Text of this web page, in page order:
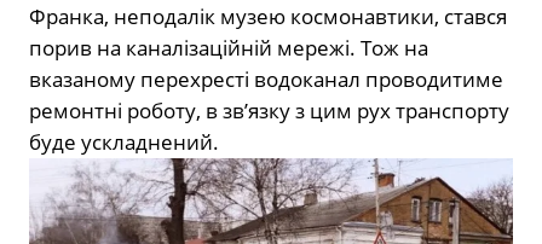
Франка, неподалік музею космонавтики, стався
порив на каналізаційній мережі. Тож на
вказаному перехресті водоканал проводитиме
ремонтні роботу, в зв’язку з цим рух транспорту
буде ускладнений.